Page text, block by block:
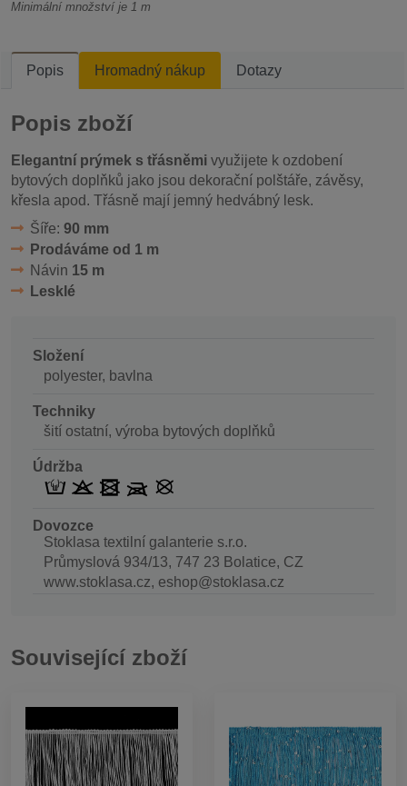
Minimální množství je 1 m
Popis Hromadný nákup Dotazy
Popis zboží
Elegantní prýmek s třásněmi využijete k ozdobení
bytových doplňků jako jsou dekorační polštáře, závěsy,
křesla apod. Třásně mají jemný hedvábný lesk.
Šíře: 90 mm
Prodáváme od 1 m
Návin 15 m
Lesklé
Složení
polyester, bavlna
Techniky
šití ostatní, výroba bytových doplňků
Údržba
Dovozce
Stoklasa textilní galanterie s.r.o.
Průmyslová 934/13, 747 23 Bolatice, CZ
www.stoklasa.cz, eshop@stoklasa.cz
Související zboží